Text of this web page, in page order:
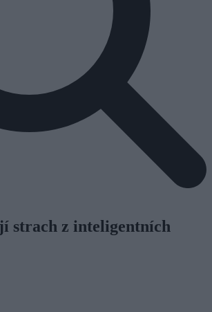
strach z inteligentních